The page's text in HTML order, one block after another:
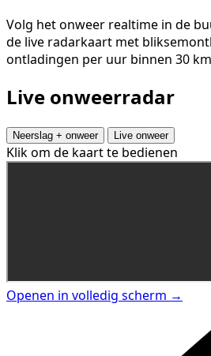
Volg het onweer realtime in de
de live radarkaart met
ontladingen per uur binnen 30
Live onweerradar
Neerslag + onweer Live onweer
Klik om de kaart te bedienen
Openen in volledig scherm →